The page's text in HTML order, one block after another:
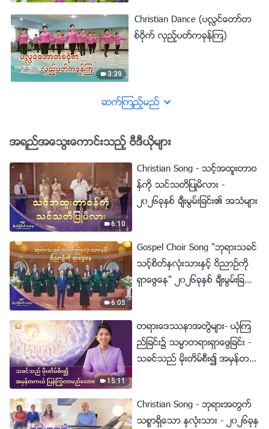
3:39
Christian Dance (ပလႅင္ေတာ္တ
စ္ဝိုက္ လွည့္ပတ္ကခုန္ၾက)
ဆက္ၾကည့္မည္
အရည္အေသြးေကာင္းသည့္ ဗီဒီယိုမ်ား
6:10
Christian Song - သင့္အထူးတာဝ
န္ကို သင္သတိျပဳမိလား -
၂၀၂၆ခုႏွစ္ ခ်ီးမြမ္းျခင္း၏ အသံမ်ား
6:05
Gospel Choir Song "ဘုရားသခင္
သင့္စိတ္ႏွလုံးသားႏွင့္ ဝိညာဥ္ကို
ရွာေဖြေန" ၂၀၂၆ခုႏွစ္ ခ်ီးမြမ္းျခ
15:11
တရားေဒႆနာအတြဲမ်ား- ယုံၾက
ည္ျခင္း၌ သမၼာတရားရွာေဖြျခင္း -
သခင္သည္ မိုးတိမ္စီး၍ အမွန္တက
Christian Song - ဘုရားအတြက္
သစၥာရွိေသာ ႏွလုံးသား - ၂၀၂၆ခုႏွ